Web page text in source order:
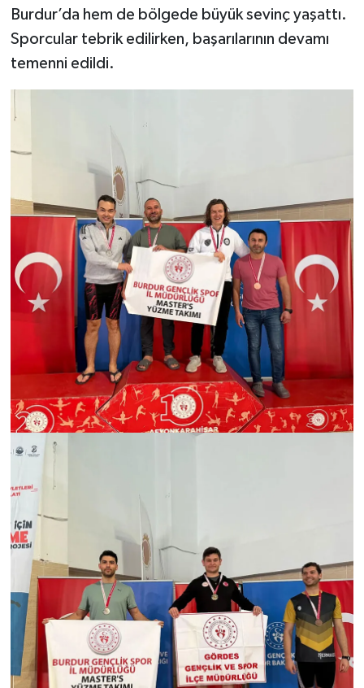
Burdur’da hem de bölgede büyük sevinç yaşattı.
Sporcular tebrik edilirken, başarılarının devamı
temenni edildi.